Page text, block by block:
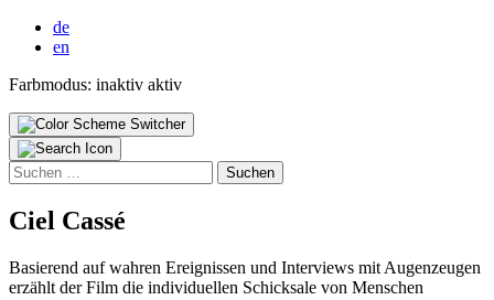
de
en
Farbmodus: inaktiv aktiv
Suchen
nach:
Ciel Cas­sé
Basierend auf wahren Ereignissen und Interviews mit Augenzeugen
erzählt der Film die individuellen Schicksale von Menschen